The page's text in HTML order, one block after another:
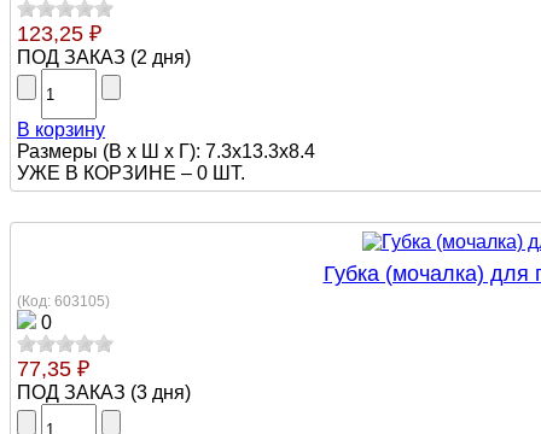
123,25 ₽
ПОД ЗАКАЗ (2 дня)
В корзину
Размеры (В х Ш х Г): 7.3x13.3x8.4
УЖЕ В КОРЗИНЕ – 0 ШТ.
Губка (мочалка)
(Код: 603105)
0
77,35 ₽
ПОД ЗАКАЗ (3 дня)